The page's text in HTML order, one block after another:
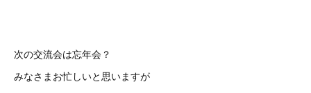
次の交流会は忘年会？
みなさまお忙しいと思いますが